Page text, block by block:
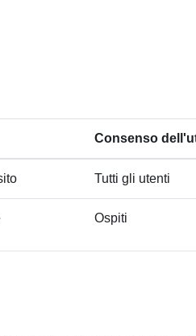
Consenso
Tutti gli utenti
Ospiti